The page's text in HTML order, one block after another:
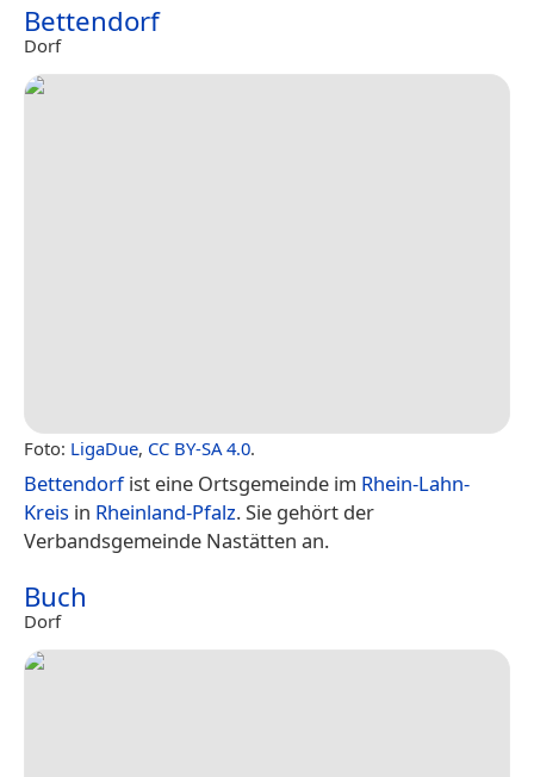
Bettendorf
Dorf
Foto: LigaDue, CC BY-SA 4.0.
Bettendorfist eine Ortsgemeinde im Rhein-Lahn-
Kreis in Rheinland-Pfalz. Sie gehört der
Verbandsgemeinde Nastätten an.
Buch
Dorf